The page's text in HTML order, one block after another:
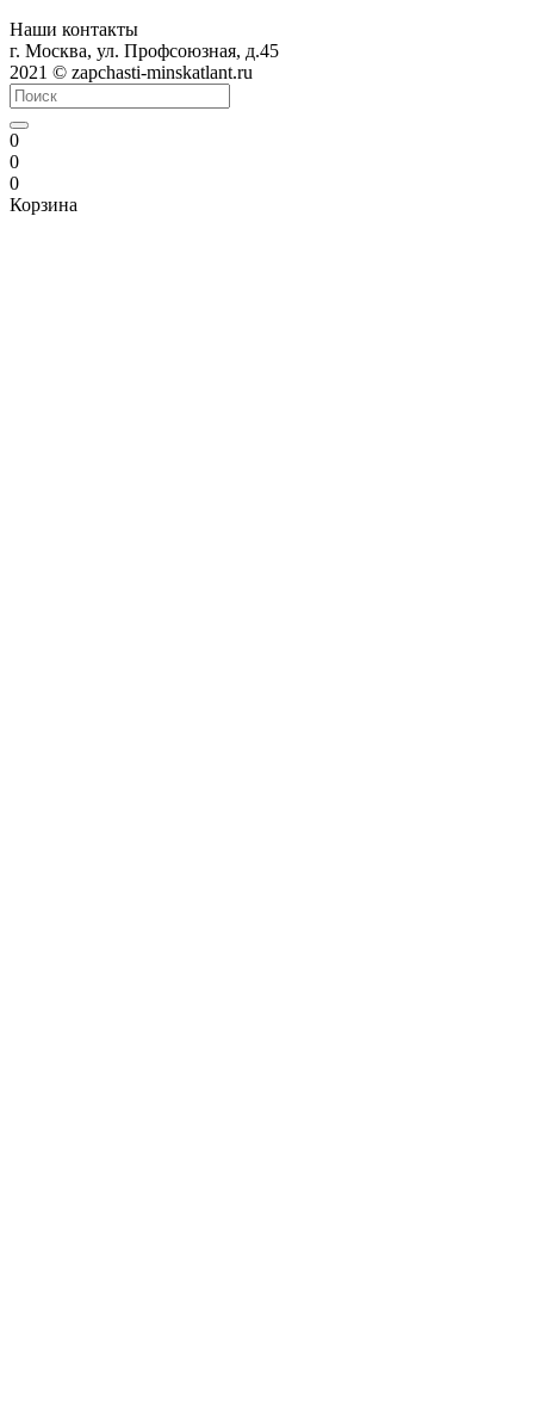
Наши контакты
г. Москва, ул. Профсоюзная, д.45
2021 © zapchasti-minskatlant.ru
0
0
0
Корзина